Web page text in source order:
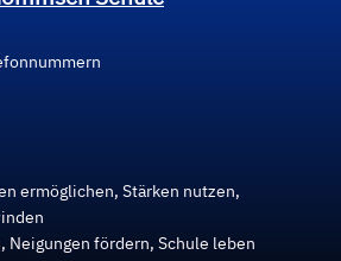
ermöglichen, Stärken nutzen,
Neigungen fördern, Schule leben